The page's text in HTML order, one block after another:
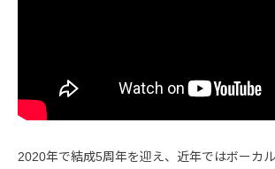
2020年で結成5周年を迎え、近年ではボーカ